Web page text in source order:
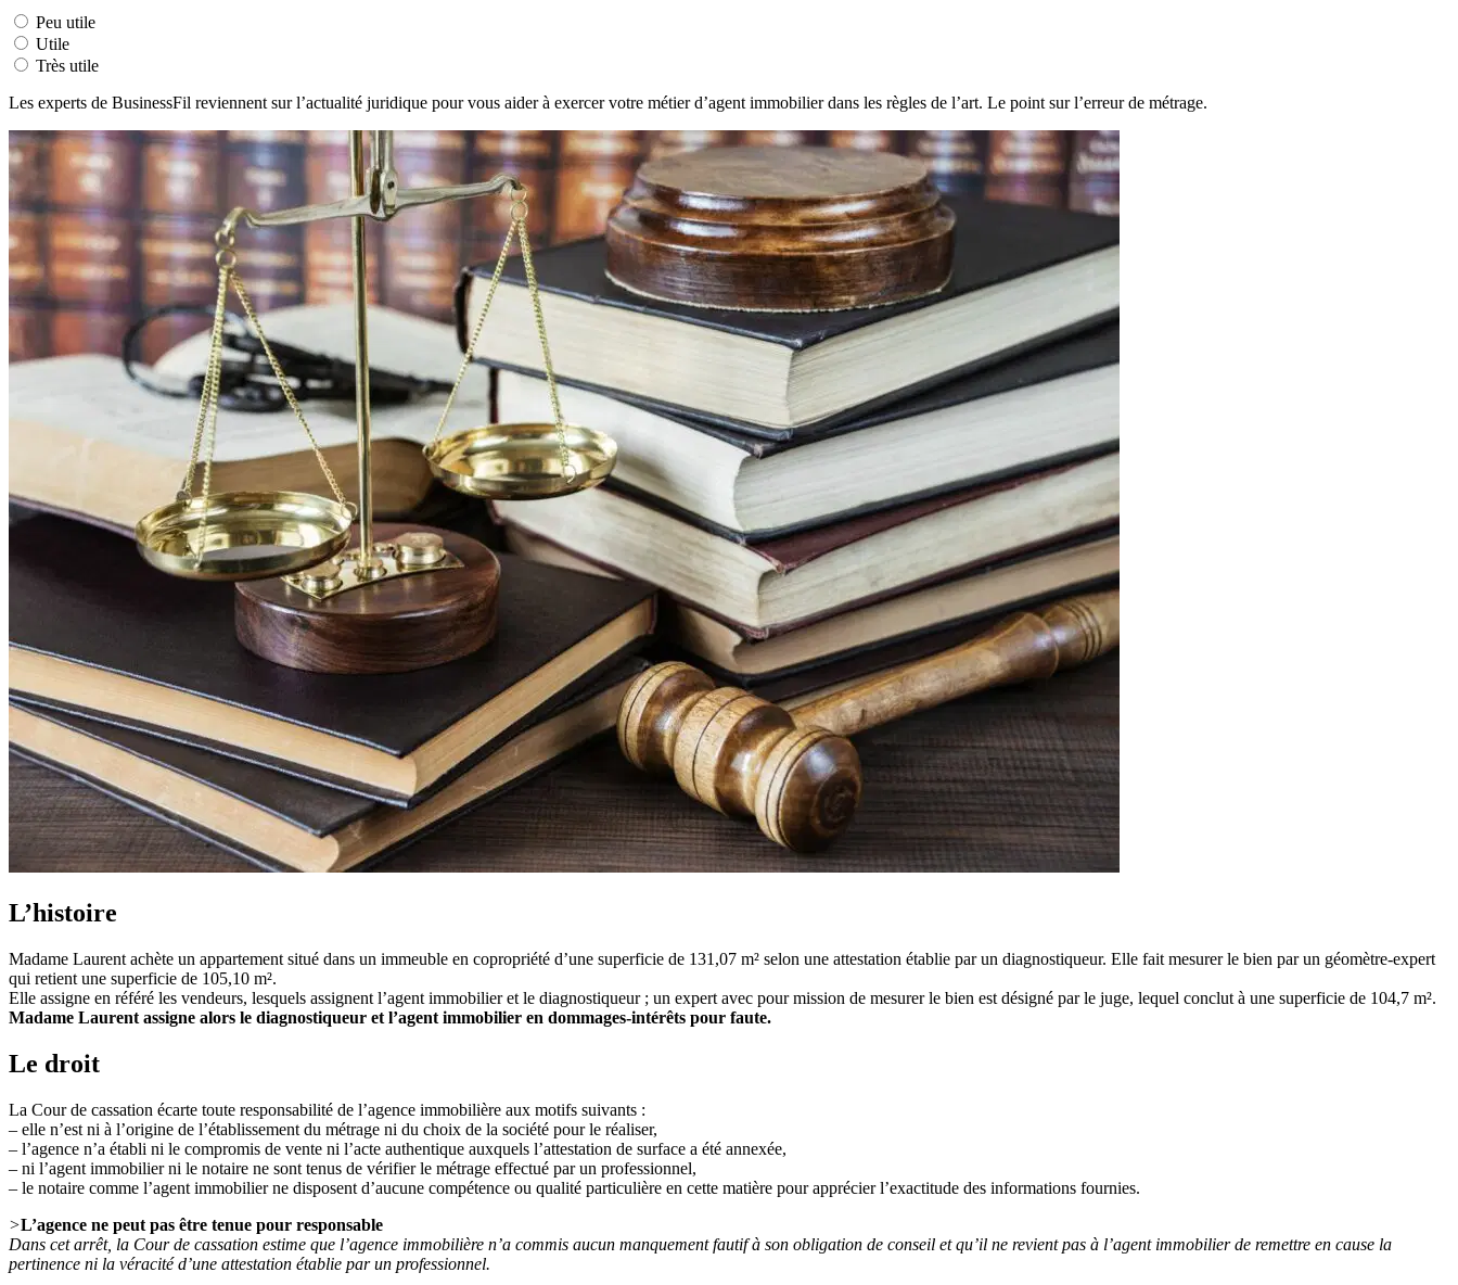
Peu utile
Utile
Très utile
Les experts de BusinessFil reviennent sur l’actualité juridique pour vous aider à exercer votre métier d’agent immobilier dans les règles de l’art. Le point sur l’erreur de métrage.
L’histoire
Madame Laurent achète un appartement situé dans un immeuble en copropriété d’une superficie de 131,07 m² selon une attestation établie par un diagnostiqueur. Elle fait mesurer le bien par un géomètre-expert
qui retient une superficie de 105,10 m².
Elle assigne en référé les vendeurs, lesquels assignent l’agent immobilier et le diagnostiqueur ; un expert avec pour mission de mesurer le bien est désigné par le juge, lequel conclut à une superficie de 104,7 m².
Madame Laurent assigne alors le diagnostiqueur et l’agent immobilier en dommages-intérêts pour faute.
Le droit
La Cour de cassation écarte toute responsabilité de l’agence immobilière aux motifs suivants :
– elle n’est ni à l’origine de l’établissement du métrage ni du choix de la société pour le réaliser,
– l’agence n’a établi ni le compromis de vente ni l’acte authentique auxquels l’attestation de surface a été annexée,
– ni l’agent immobilier ni le notaire ne sont tenus de vérifier le métrage effectué par un professionnel,
– le notaire comme l’agent immobilier ne disposent d’aucune compétence ou qualité particulière en cette matière pour apprécier l’exactitude des informations fournies.
>L’agence ne peut pas être tenue pour responsable
Dans cet arrêt, la Cour de cassation estime que l’agence immobilière n’a commis aucun manquement fautif à son obligation de conseil et qu’il ne revient pas à l’agent immobilier de remettre en cause la
pertinence ni la véracité d’une attestation établie par un professionnel.